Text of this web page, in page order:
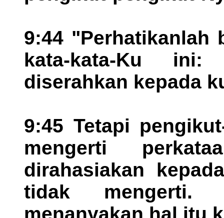
9:44 "Perhatikanlah
kata-kata-Ku
diserahkan kepada
9:45 Tetapi
mengerti
dirahasiakan
tidak mengerti.
menanyakan hal itu